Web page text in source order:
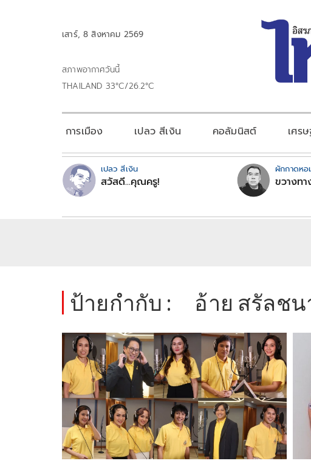
เสาร์, 8 สิงหาคม 2569
สภาพอากาศวันนี้
THAILAND 33°C/26.2°C
การเมือง เปลว สีเงิน คอลัมนิสต์ เศร
เปลว สีเงิน
สวัสดี...คุณครู!
ผักกาดหอ
ขวางท
ป้ายกำกับ : อ้าย สรัลชน